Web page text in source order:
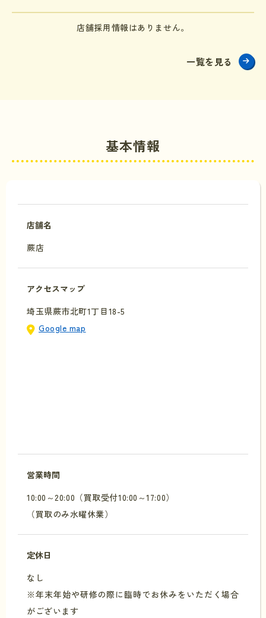
店舗採用情報はありません。
一覧を見る
基本情報
店舗名
蕨店
アクセスマップ
埼玉県蕨市北町1丁目18-5
Google map
営業時間
10:00～20:00（買取受付10:00～17:00）
（買取のみ水曜休業）
定休日
なし
※年末年始や研修の際に臨時でお休みをいただく場合
がございます